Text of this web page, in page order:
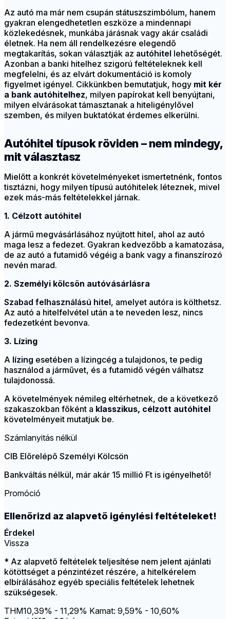
Az autó ma már nem csupán státuszszimbólum, hanem
gyakran elengedhetetlen eszköze a mindennapi
közlekedésnek, munkába járásnak vagy akár családi
életnek. Ha nem áll rendelkezésre elegendő
megtakarítás, sokan választják az autóhitel lehetőségét.
Azonban a banki hitelhez szigorú feltételeknek kell
megfelelni, és az elvárt dokumentáció is komoly
figyelmet igényel. Cikkünkben bemutatjuk, hogy mit kér
a bank autóhitelhez, milyen papírokat kell benyújtani,
milyen elvárásokat támasztanak a hiteligénylővel
szemben, és milyen buktatókat érdemes elkerülni.
Autóhitel típusok röviden – nem mindegy,
mit választasz
Mielőtt a konkrét követelményeket ismertetnénk, fontos
tisztázni, hogy milyen típusú autóhitelek léteznek, mivel
ezek más-más feltételekkel járnak.
1. Célzott autóhitel
A jármű megvásárlásához nyújtott hitel, ahol az autó
maga lesz a fedezet. Gyakran kedvezőbb a kamatozása,
de az autó a futamidő végéig a bank vagy a finanszírozó
nevén marad.
2. Személyi kölcsön autóvásárlásra
Szabad felhasználású hitel, amelyet autóra is költhetsz.
Az autó a hitelfelvétel után a te neveden lesz, nincs
fedezetként bevonva.
3. Lízing
A lízing esetében a lízingcég a tulajdonos, te pedig
használod a járművet, és a futamidő végén válhatsz
tulajdonossá.
A követelmények némileg eltérhetnek, de a következő
szakaszokban főként a klasszikus, célzott autóhitel
követelményeit mutatjuk be.
Számlanyitás nélkül
CIB Előrelépő Személyi Kölcsön
Bankváltás nélkül, már akár 15 millió Ft is igényelhető!
Promóció
Ellenőrizd az alapvető igénylési feltételeket!
Érdekel
Vissza
* Az alapvető feltételek teljesítése nem jelent ajánlati
kötöttséget a pénzintézet részére, a hitelkérelem
elbírálásához egyéb speciális feltételek lehetnek
szükségesek.
THM10,39% - 11,29% Kamat: 9,59% - 10,60%